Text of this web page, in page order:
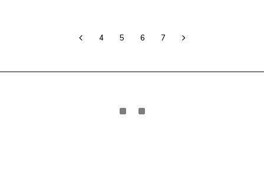
4 5 6 7